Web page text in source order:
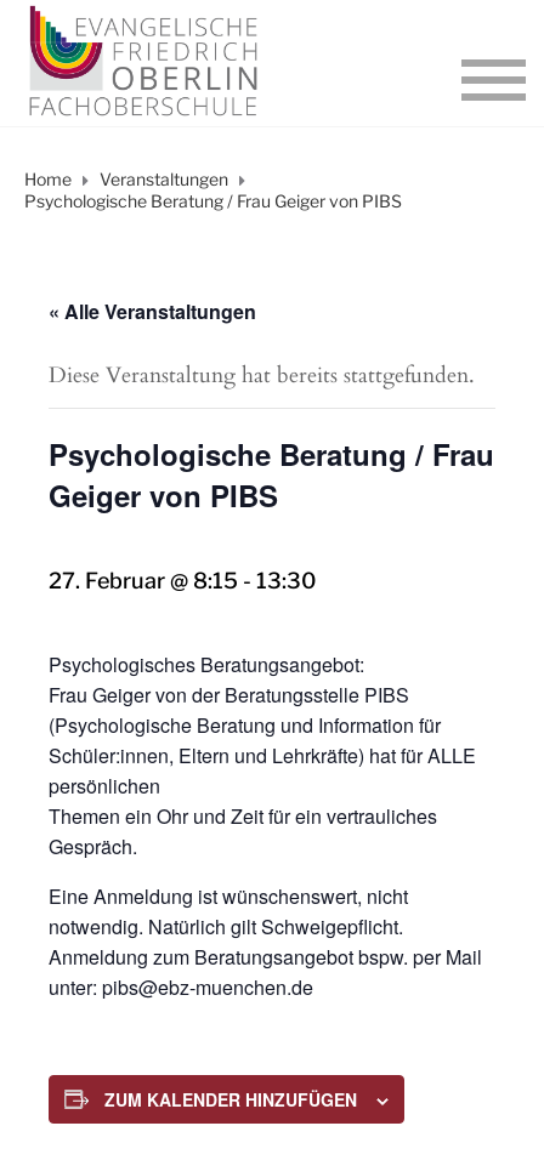
Home
Veranstaltungen
Psychologische Beratung / Frau Geiger von PIBS
« Alle Veranstaltungen
Diese Veranstaltung hat bereits stattgefunden.
Psychologische Beratung / Frau
Geiger von PIBS
27. Februar @ 8:15 - 13:30
Psychologisches Beratungsangebot:
Frau Geiger von der Beratungsstelle PIBS
(Psychologische Beratung und Information für
Schüler:innen, Eltern und Lehrkräfte) hat für ALLE
persönlichen
Themen ein Ohr und Zeit für ein vertrauliches
Gespräch.
Eine Anmeldung ist wünschenswert, nicht
notwendig. Natürlich gilt Schweigepflicht.
Anmeldung zum Beratungsangebot bspw. per Mail
unter: pibs@ebz-muenchen.de
ZUM KALENDER HINZUFÜGEN